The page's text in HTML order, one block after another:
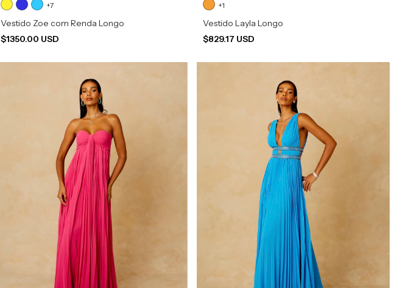
+7
Vestido Zoe com Renda Longo
$1350.00 USD
+1
Vestido Layla Longo
$829.17 USD